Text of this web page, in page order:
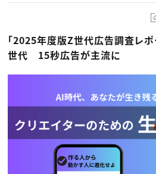
動画配信・映像制作
ディレクション
業界解説・キャリア事情
お役立ち基礎知識
ゲームクリエイター
映像クリエイター
マーケッター
C＆R Magazine
ニュース・トレンド
ゲーム・エンタメ
広告
出版
CREATIVE VILLAGEからのお知
プロフェッショナル×つな
「2025年度版Z世代広告調査レ
世代 15秒広告が主流に